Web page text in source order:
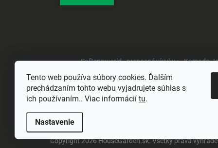
Tento web používa súbory cookies. Ďalším
prechádzaním tohto webu vyjadrujete súhlas s
ich používaním.. Viac informácií tu.
Nastavenie
Softspaworld - prenosné vírivky • Kamado
Copyright 2026HouseGarden.sk. Všetky práva